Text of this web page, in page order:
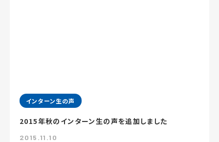
インターン生の声
2015年秋のインターン生の声を追加しました
2015.11.10